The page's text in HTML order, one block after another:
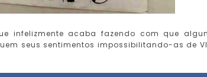
infelizmente acaba fazendo com que
seus sentimentos impossibilitando-as de